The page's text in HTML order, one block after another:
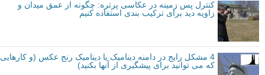
کنترل پس زمینه در عکاسی پرتره: چگونه از عمق میدان و
زاویه دید برای ترکیب بندی استفاده کنیم
4 مشکل رایج در دامنه دینامیک یا دینامیک رنج عکس (و کارهایی
که می توانید برای پیشگیری از آنها بکنید)